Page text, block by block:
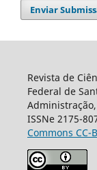
Enviar
Revista de
Federal de
ISSNe 2175-
Commons CC-